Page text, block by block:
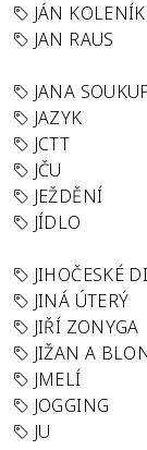
JÁN KOLENÍK
JAN RAUS
JANA
JAZYK
JCTT
JČU
JEŽDĚNÍ
JÍDLO
JIHOČESKÉ
JINÁ ÚTERÝ
JIŘÍ ZONYGA
JIŽAN A
JMELÍ
JOGGING
JU